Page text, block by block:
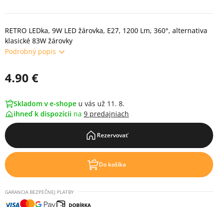
RETRO LEDka, 9W LED žárovka, E27, 1200 Lm, 360°, alternativa
klasické 83W žárovky
Podrobný popis
4.90 €
Skladom v e-shope u vás už 11. 8.
ihneď k dispozícii na 9 predajniach
Rezervovať
Do košíka
GARANCIA BEZPEČNEJ PLATBY